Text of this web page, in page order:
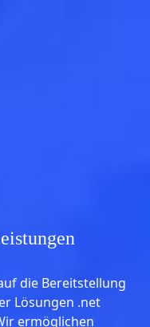
die Bereitstellung
Lösungen .net
ermöglichen